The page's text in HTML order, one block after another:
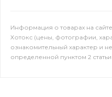
Информация о товарах на
Хотокс (цены, фотографии,
ознакомительный характер и
определенной пунктом 2